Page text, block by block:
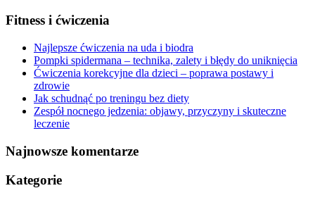
Fitness i ćwiczenia
Najlepsze ćwiczenia na uda i biodra
Pompki spidermana – technika, zalety i błędy do uniknięcia
Ćwiczenia korekcyjne dla dzieci – poprawa postawy i
zdrowie
Jak schudnąć po treningu bez diety
Zespół nocnego jedzenia: objawy, przyczyny i skuteczne
leczenie
Najnowsze komentarze
Kategorie